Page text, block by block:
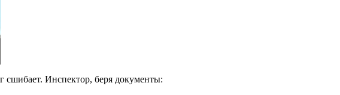
сшибает. Инспектор, беря документы: